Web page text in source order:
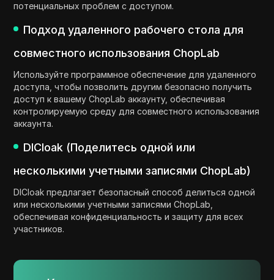
потенциальных проблем с доступом.
Подход удаленного рабочего стола для
совместного использования ChopLab
Используйте программное обеспечение для удаленного
доступа, чтобы позволить другим безопасно получить
доступ к вашему ChopLab аккаунту, обеспечивая
контролируемую среду для совместного использования
аккаунта.
DICloak (Поделитесь одной или
несколькими учетными записями ChopLab)
DICloak предлагает безопасный способ делиться одной
или несколькими учетными записями ChopLab,
обеспечивая конфиденциальность и защиту для всех
участников.